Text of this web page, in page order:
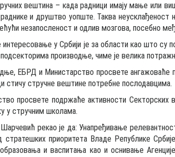
вештина – када радници имају мање или
и друштво уопште. Таква неусклађеност
незапосленост и одлив мозгова, посебно
интересовање у Србији је за области као што су
производње, чиме је велика
ЕБРД и Министарство просвете ангажоваће
стичу стручне вештине потребне послодавцима.
просвете подржаће активности Секторских
у стручним школама.
рекао је да: Унапређивање
стратешких приоритета Владе Републике
и васпитања као и оснивање